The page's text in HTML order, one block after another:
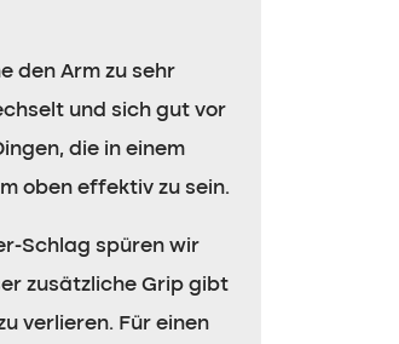
den Arm zu sehr
und sich gut vor
die in einem
oben effektiv zu sein.
Schlag spüren wir
zusätzliche Grip gibt
verlieren. Für einen